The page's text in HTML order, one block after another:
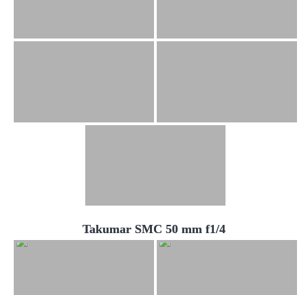
Takumar SMC 50 mm f1/4